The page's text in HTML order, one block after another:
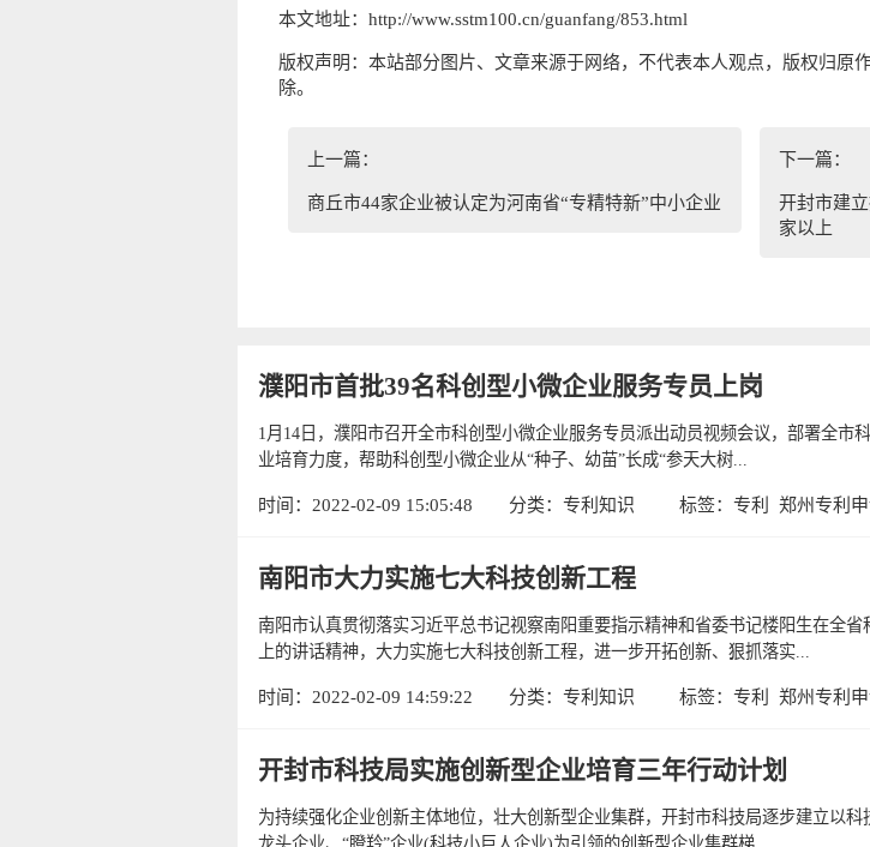
本文地址：http://www.sstm100.cn/guanfang/853.html
版权声明：本站部分图片、文章来源于网络，不代表本人观点，版权归原
除。
上一篇：
商丘市44家企业被认定为河南省“专精特新”中小企业
下一篇：
开封市建
家以上
濮阳市首批39名科创型小微企业服务专员上岗
1月14日，濮阳市召开全市科创型小微企业服务专员派出动员视频会议，部署全市
业培育力度，帮助科创型小微企业从“种子、幼苗”长成“参天大树...
时间：2022-02-09 15:05:48 分类： 专利知识 标签：专利 郑州专利
南阳市大力实施七大科技创新工程
南阳市认真贯彻落实习近平总书记视察南阳重要指示精神和省委书记楼阳生在全
上的讲话精神，大力实施七大科技创新工程，进一步开拓创新、狠抓落实...
时间：2022-02-09 14:59:22 分类： 专利知识 标签：专利 郑州专利
开封市科技局实施创新型企业培育三年行动计划
为持续强化企业创新主体地位，壮大创新型企业集群，开封市科技局逐步建立以